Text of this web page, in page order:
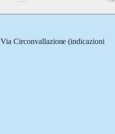
Via Circonvallazione (indicazioni